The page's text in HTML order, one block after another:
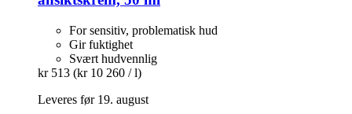
For sensitiv, problematisk hud
Gir fuktighet
Svært hudvennlig
kr 513 (kr 10 260 / l)
Leveres før 19. august